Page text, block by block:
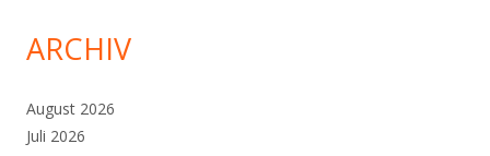
ARCHIV
August 2026
Juli 2026